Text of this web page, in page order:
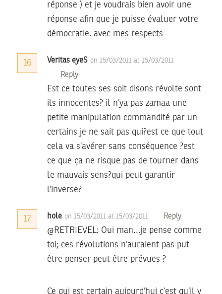
réponse ) et je voudrais bien avoir une
réponse afin que je puisse évaluer votre
démocratie. avec mes respects
16 Veritas eyeS on 15/03/2011 at 15/03/2011
Reply
Est ce toutes ses soit disons révolte sont
ils innocentes? il n’ya pas zamaa une
petite manipulation commandité par un
certains je ne sait pas qui?est ce que tout
cela va s’avérer sans conséquence ?est
ce que ça ne risque pas de tourner dans
le mauvais sens?qui peut garantir
l’inverse?
17 hole on 15/03/2011 at 15/03/2011 Reply
@RETRIEVEL: Oui man…je pense comme
toi; ces révolutions n’auraient pas put
être penser peut être prévues ?
Ce qui est certain aujourd’hui c’est qu’il y